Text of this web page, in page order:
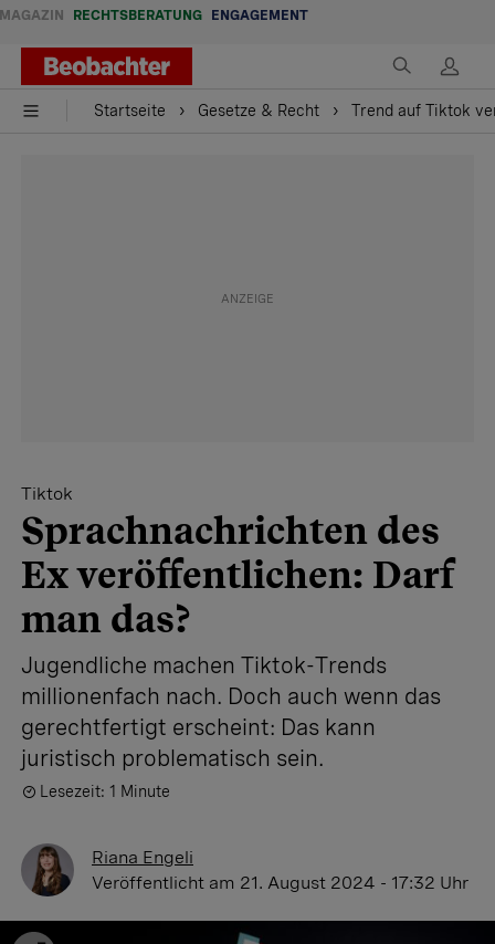
MAGAZIN RECHTSBERATUNG ENGAGEMENT
Startseite Gesetze & Recht Trend auf Tiktok
Tiktok
Sprachnachrichten des
Ex veröffentlichen: Darf
man das?
Jugendliche machen Tiktok-Trends
millionenfach nach. Doch auch wenn das
gerechtfertigt erscheint: Das kann
juristisch problematisch sein.
Lesezeit: 1 Minute
Riana Engeli
Veröffentlicht am 21. August 2024 - 17:32 Uhr